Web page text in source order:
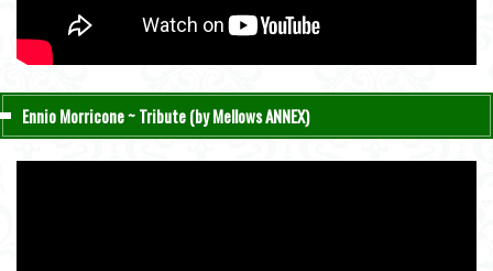
Ennio Morricone ~ Tribute (by Mellows ANNEX)